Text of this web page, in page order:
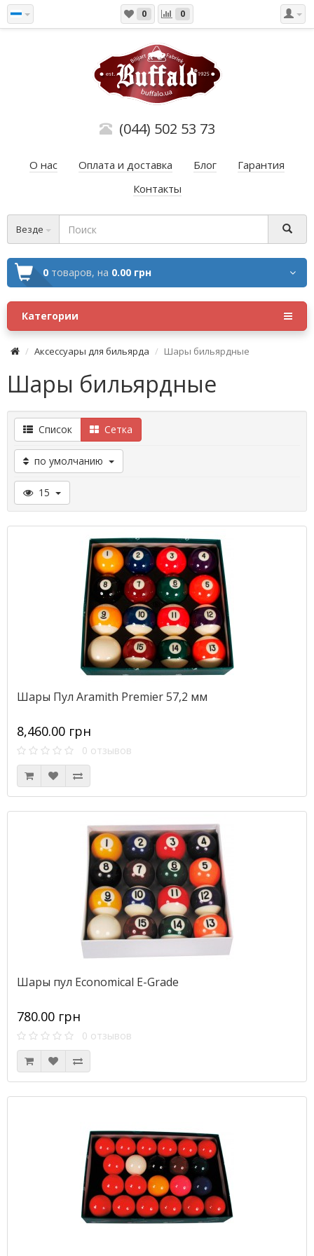
0 0
(044) 502 53 73
О нас Оплата и доставка Блог
Гарантия
Контакты
Везде
0 товаров, на 0.00 грн
Категории
Аксессуары для бильярда Шары бильярдные
Шары бильярдные
Список Сетка
по умолчанию
15
Шары Пул Aramith Premier 57,2 мм
8,460.00 грн
0 отзывов
Шары пул Economical E-Grade
780.00 грн
0 отзывов